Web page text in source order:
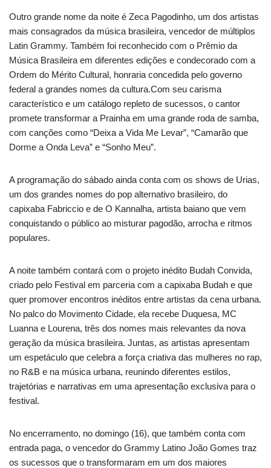
Outro grande nome da noite é Zeca Pagodinho, um dos artistas
mais consagrados da música brasileira, vencedor de múltiplos
Latin Grammy. Também foi reconhecido com o Prêmio da
Música Brasileira em diferentes edições e condecorado com a
Ordem do Mérito Cultural, honraria concedida pelo governo
federal a grandes nomes da cultura.Com seu carisma
característico e um catálogo repleto de sucessos, o cantor
promete transformar a Prainha em uma grande roda de samba,
com canções como “Deixa a Vida Me Levar”, “Camarão que
Dorme a Onda Leva” e “Sonho Meu”.
A programação do sábado ainda conta com os shows de Urias,
um dos grandes nomes do pop alternativo brasileiro, do
capixaba Fabriccio e de O Kannalha, artista baiano que vem
conquistando o público ao misturar pagodão, arrocha e ritmos
populares.
A noite também contará com o projeto inédito Budah Convida,
criado pelo Festival em parceria com a capixaba Budah e que
quer promover encontros inéditos entre artistas da cena urbana.
No palco do Movimento Cidade, ela recebe Duquesa, MC
Luanna e Lourena, três dos nomes mais relevantes da nova
geração da música brasileira. Juntas, as artistas apresentam
um espetáculo que celebra a força criativa das mulheres no rap,
no R&B e na música urbana, reunindo diferentes estilos,
trajetórias e narrativas em uma apresentação exclusiva para o
festival.
No encerramento, no domingo (16), que também conta com
entrada paga, o vencedor do Grammy Latino João Gomes traz
os sucessos que o transformaram em um dos maiores